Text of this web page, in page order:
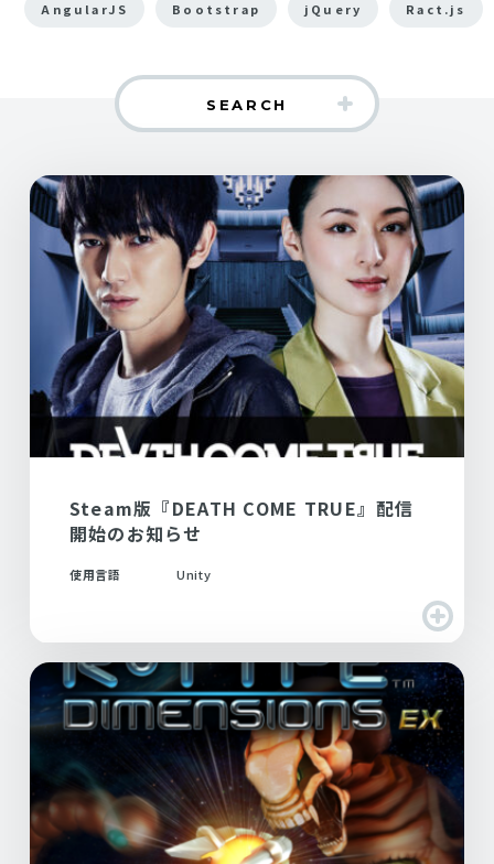
AngularJS Bootstrap jQuery Ract.js
SEARCH
Steam版『DEATH COME TRUE』配信
開始のお知らせ
使用言語 Unity